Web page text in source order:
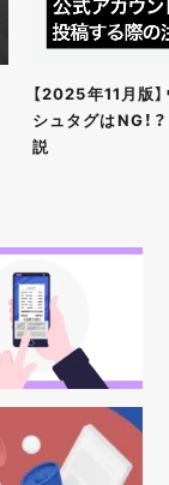
【2025年11月版
シュタグはNG！
説